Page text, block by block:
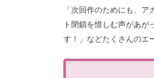
「次回作のためにも、
ト閉鎖を惜しむ声があ
す！」などたくさんのエ